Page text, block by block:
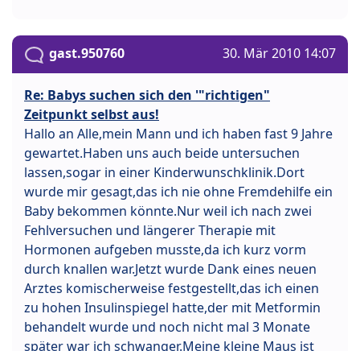
gast.950760 30. Mär 2010 14:07
Re: Babys suchen sich den '"richtigen"
Zeitpunkt selbst aus!
Hallo an Alle,mein Mann und ich haben fast 9 Jahre
gewartet.Haben uns auch beide untersuchen
lassen,sogar in einer Kinderwunschklinik.Dort
wurde mir gesagt,das ich nie ohne Fremdehilfe ein
Baby bekommen könnte.Nur weil ich nach zwei
Fehlversuchen und längerer Therapie mit
Hormonen aufgeben musste,da ich kurz vorm
durch knallen war.Jetzt wurde Dank eines neuen
Arztes komischerweise festgestellt,das ich einen
zu hohen Insulinspiegel hatte,der mit Metformin
behandelt wurde und noch nicht mal 3 Monate
später war ich schwanger.Meine kleine Maus ist